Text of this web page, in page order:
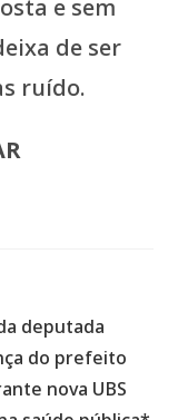
e sem
de ser
ruído.
deputada
do prefeito
nova UBS